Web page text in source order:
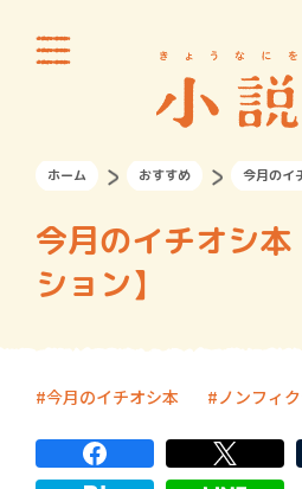
ホーム おすすめ 今月のイ
今月のイチオシ本
ション】
今月のイチオシ本 ノンフィ